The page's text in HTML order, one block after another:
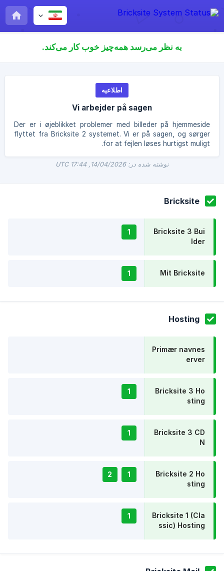
به نظر می‌رسد همه‌چیز خوب کار می‌کند.
اطلاعیه
Vi arbejder på sagen
Der er i øjeblikket problemer med billeder på hjemmeside
flyttet fra Bricksite 2 systemet. Vi er på sagen, og sørger
for at fejlen løses hurtigst muligt.
نوشته شده در: 14/04/2026, 17:44 UTC
Bricksite
Bricksite 3 Bui
lder
1
Mit Bricksite
1
Hosting
Primær navnes
erver
Bricksite 3 Ho
sting
1
Bricksite 3 CD
N
1
Bricksite 2 Ho
sting
1
2
Bricksite 1 (Cla
ssic) Hosting
1